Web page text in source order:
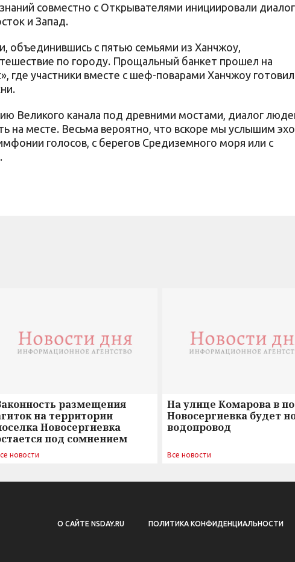
совместно с Открывателями инициировали
и Запад.
объединившись с пятью семьями из Ханчжоу,
по городу. Прощальный банкет прошел на
где участники вместе с шеф-поварами Ханчжоу
Великого канала под древними мостами, диалог
на месте. Весьма вероятно, что вскоре мы услышим эхо
голосов, с берегов Средиземного моря или с
размещения
на территории
Новосергиевка
под сомнением
новости
На улице Комарова в
Новосергиевка будет
водопровод
Все новости
О САЙТЕ NSDAY.RU ПОЛИТИКА КОНФИДЕНЦИАЛЬНОСТИ